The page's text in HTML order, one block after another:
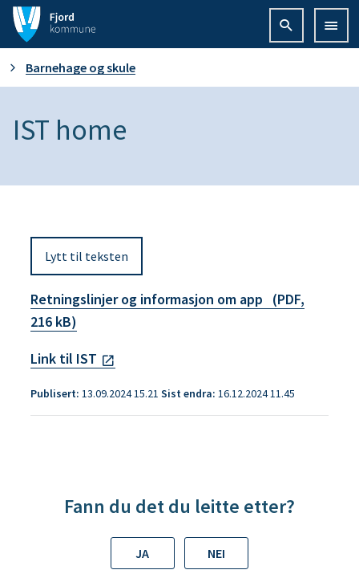
F
j
o
r
o
m
m
u
n
e
D
r
Barnehage og skule
IST home
Lytt til teksten
Retningslinjer og informasjon om app
(PDF,
216 kB)
Link til IST
Publisert 13.09.2024 15.21 Sist endra 16.12.2024 11.45
Fann du det du leitte etter?
JA NEI